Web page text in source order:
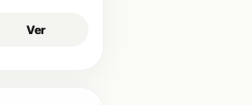
Ver